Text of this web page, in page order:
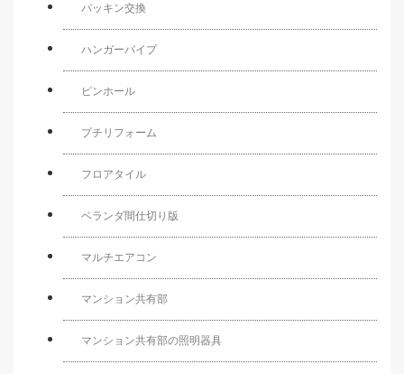
パッキン交換
ハンガーパイプ
ピンホール
プチリフォーム
フロアタイル
ベランダ間仕切り版
マルチエアコン
マンション共有部
マンション共有部の照明器具